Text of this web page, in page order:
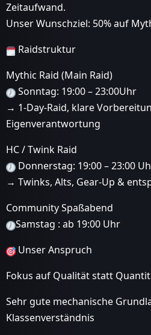
Zeitaufwand.
Unser Wunschziel: 50% auf
Raidstruktur
Mythic Raid (Main Raid)
Sonntag: 19:00 – 23:00Uhr
→ 1-Day-Raid, klare
Eigenverantwortung
HC / Twink Raid
Donnerstag: 19:00 – 23:00
→ Twinks, Alts, Gear-Up &
Community Spaßabend
Samstag : ab 19:00 Uhr
Unser Anspruch
Fokus auf Qualität statt
Sehr gute mechanische
Klassenverständnis